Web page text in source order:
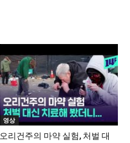
영상
오리건주의 마약 실험, 처벌 대